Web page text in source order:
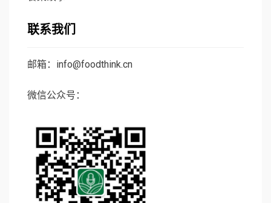
联系我们
邮箱：info@foodthink.cn
微信公众号：